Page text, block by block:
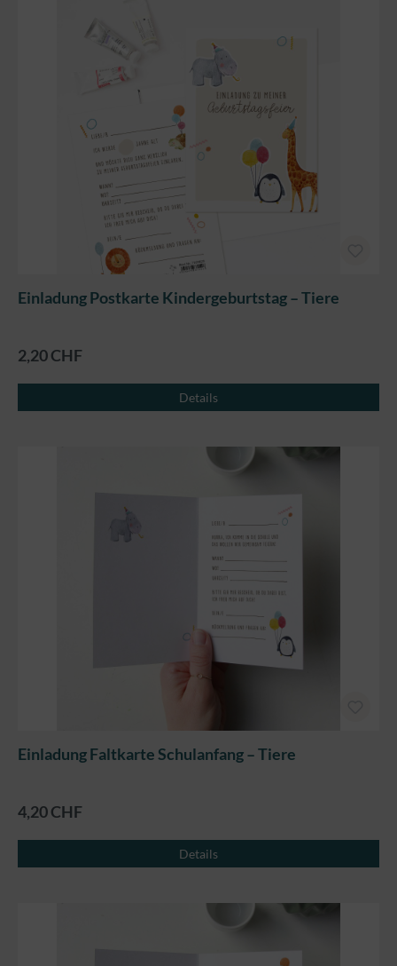
Einladung Postkarte Kindergeburtstag – Tiere
2,20 CHF
Details
Einladung Faltkarte Schulanfang – Tiere
4,20 CHF
Details